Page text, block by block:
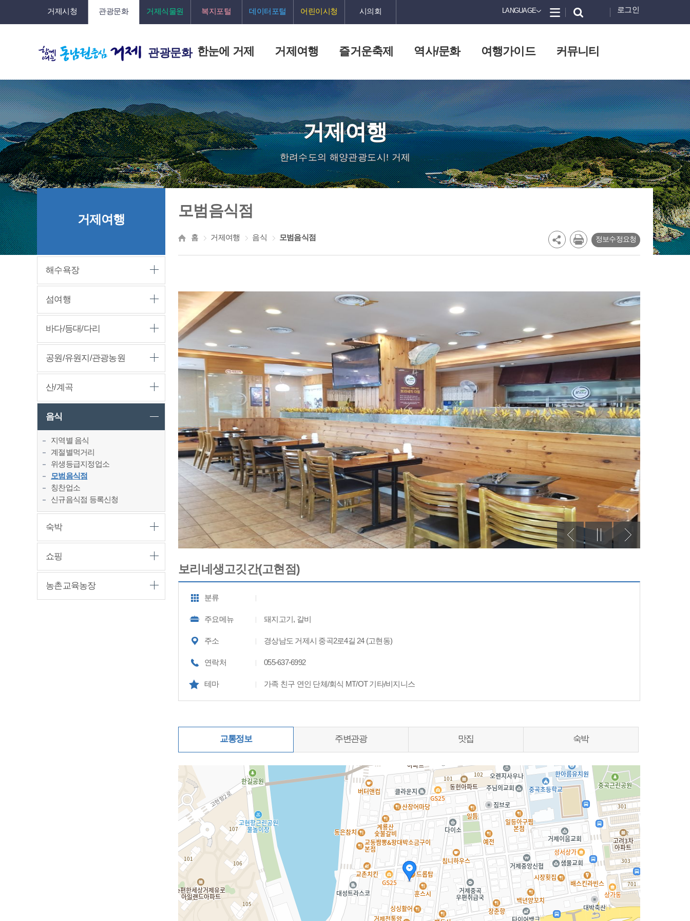
거제시청 관광문화 거제식물원 복지포털 데이터포털 어린이시청 시의회 LANGUAGE 로그인
관광문화 한눈에 거제 거제여행 즐거운축제 역사/문화 여행가이드 커뮤니티
거제여행
한려수도의 해양관광도시! 거제
거제여행
해수욕장
섬여행
바다/등대/다리
공원/유원지/관광농원
산/계곡
음식
지역별 음식
계절별먹거리
위생등급지정업소
모범음식점
칭찬업소
신규음식점 등록신청
숙박
쇼핑
농촌교육농장
모범음식점
홈 거제여행 음식 모범음식점 정보수정요청
보리네생고깃간(고현점)
분류
주요메뉴 돼지고기, 갈비
주소 경상남도 거제시 중곡2로4길 24 (고현동)
연락처 055-637-6992
테마 가족 친구 연인 단체/회식 MT/OT 기타/비지니스
교통정보 주변관광 맛집 숙박
지도삽입 (가로100%)